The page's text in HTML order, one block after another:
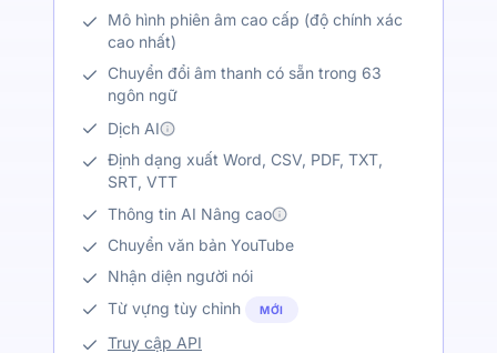
Mô hình phiên âm cao cấp (độ chính xác
cao nhất)
Chuyển đổi âm thanh có sẵn trong 63
ngôn ngữ
Dịch AI
Định dạng xuất Word, CSV, PDF, TXT,
SRT, VTT
Thông tin AI Nâng cao
Chuyển văn bản YouTube
Nhận diện người nói
Từ vựng tùy chỉnh
MỚI
Truy cập API